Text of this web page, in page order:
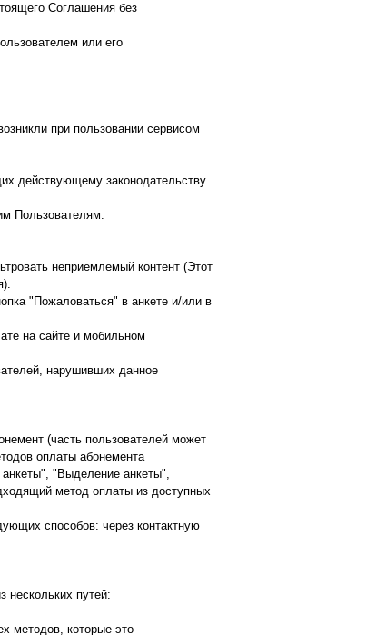
Соглашения без
или его
при пользовании сервисом
действующему законодательству
Пользователям.
неприемлемый контент (Этот
"Пожаловаться" в анкете и/или в
на сайте и мобильном
нарушивших данное
(часть пользователей может
оплаты абонемента
"Выделение анкеты",
метод оплаты из доступных
способов: через контактную
нескольких путей:
методов, которые это